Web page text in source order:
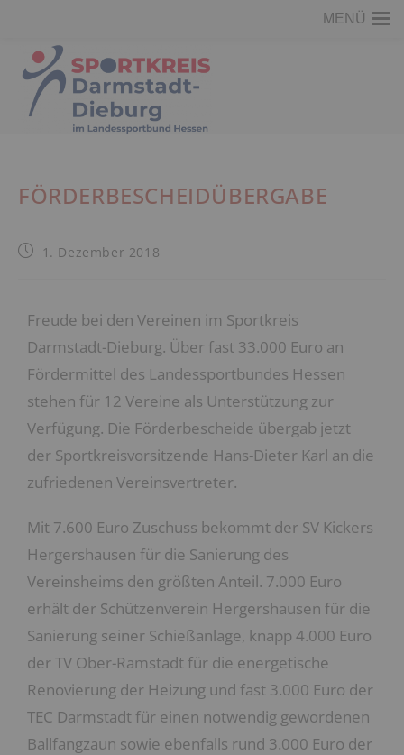
FÖRDERBESCHEIDÜBERGABE
1. Dezember 2018
Freude bei den Vereinen im Sportkreis
Darmstadt-Dieburg. Über fast 33.000 Euro an
Fördermittel des Landessportbundes Hessen
stehen für 12 Vereine als Unterstützung zur
Verfügung. Die Förderbescheide übergab jetzt
der Sportkreisvorsitzende Hans-Dieter Karl an die
zufriedenen Vereinsvertreter.
Mit 7.600 Euro Zuschuss bekommt der SV Kickers
Hergershausen für die Sanierung des
Vereinsheims den größten Anteil. 7.000 Euro
erhält der Schützenverein Hergershausen für die
Sanierung seiner Schießanlage, knapp 4.000 Euro
der TV Ober-Ramstadt für die energetische
Renovierung der Heizung und fast 3.000 Euro der
TEC Darmstadt für einen notwendig gewordenen
Ballfangzaun sowie ebenfalls rund 3.000 Euro der
MENÜ